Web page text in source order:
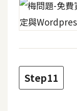
前
M
L
/
Step11